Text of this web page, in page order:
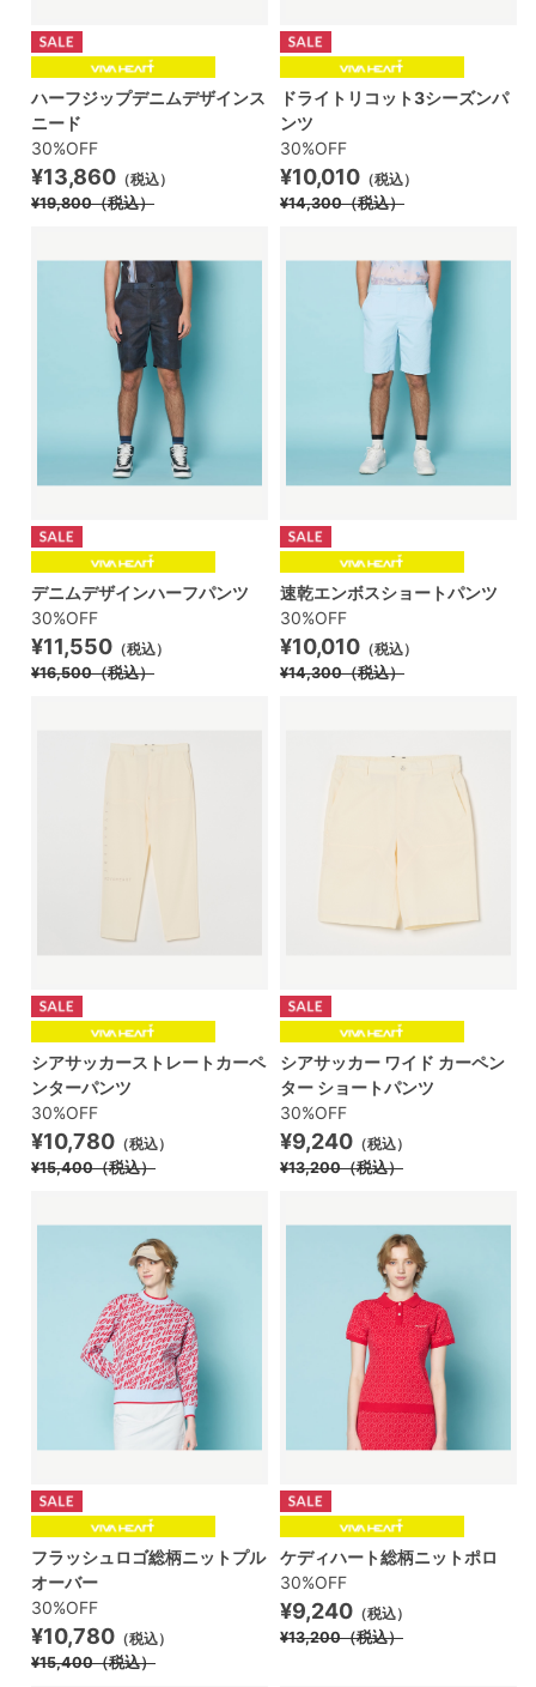
ハーフジップデニムデザインス
ニード
30%OFF
¥13,860 （税込）
¥19,800（税込）
ドライトリコット3シーズンパ
ンツ
30%OFF
¥10,010 （税込）
¥14,300（税込）
デニムデザインハーフパンツ
30%OFF
¥11,550 （税込）
¥16,500（税込）
速乾エンボスショートパンツ
30%OFF
¥10,010 （税込）
¥14,300（税込）
シアサッカーストレートカーペ
ンターパンツ
30%OFF
¥10,780 （税込）
¥15,400（税込）
シアサッカー ワイド カーペン
ター ショートパンツ
30%OFF
¥9,240 （税込）
¥13,200（税込）
フラッシュロゴ総柄ニットプル
オーバー
30%OFF
¥10,780 （税込）
¥15,400（税込）
ケディハート総柄ニットポロ
30%OFF
¥9,240 （税込）
¥13,200（税込）